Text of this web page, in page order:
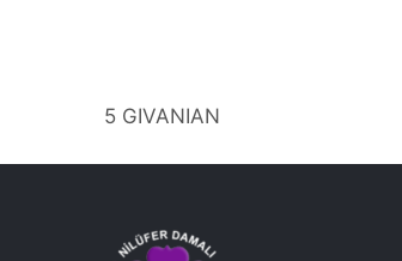
5 GIVANIAN